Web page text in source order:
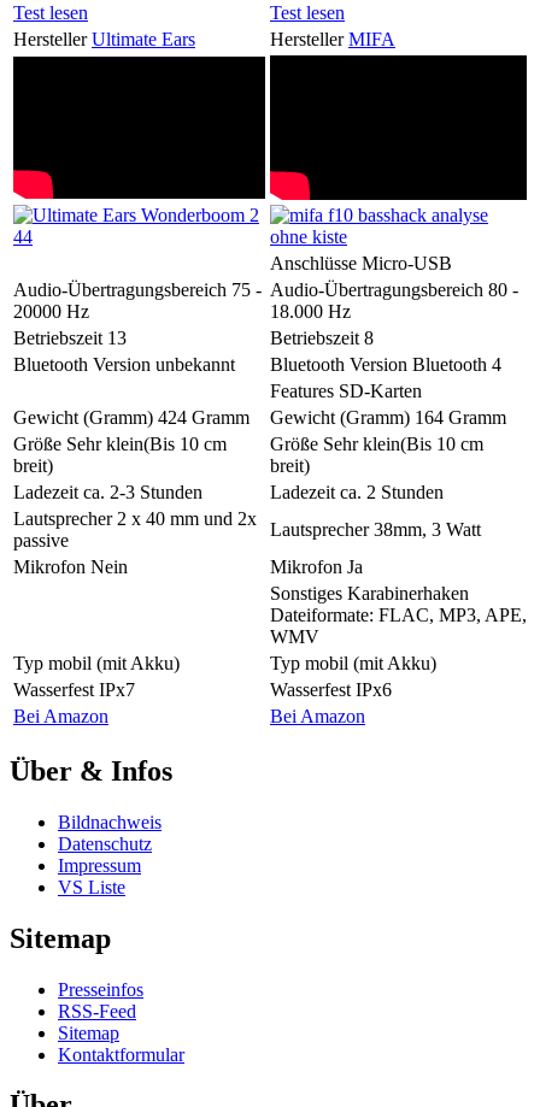
Test lesen
Test lesen
Hersteller Ultimate Ears Hersteller MIFA
Anschlüsse Micro-USB
Audio-Übertragungsbereich 75 -
20000 Hz
Audio-Übertragungsbereich 80 -
18.000 Hz
Betriebszeit 13 Betriebszeit 8
Bluetooth Version unbekannt Bluetooth Version Bluetooth 4
Features SD-Karten
Gewicht (Gramm) 424 Gramm Gewicht (Gramm) 164 Gramm
Größe Sehr klein(Bis 10 cm
breit)
Größe Sehr klein(Bis 10 cm
breit)
Ladezeit ca. 2-3 Stunden Ladezeit ca. 2 Stunden
Lautsprecher2 x 40 mm und 2x
passive
Lautsprecher38mm, 3 Watt
Mikrofon Nein Mikrofon Ja
Sonstiges Karabinerhaken
Dateiformate: FLAC, MP3, APE,
WMV
Typ mobil (mit Akku) Typ mobil (mit Akku)
Wasserfest IPx7 Wasserfest IPx6
Bei Amazon
Bei Amazon
Über & Infos
Bildnachweis
Datenschutz
Impressum
VS Liste
Sitemap
Presseinfos
RSS-Feed
Sitemap
Kontaktformular